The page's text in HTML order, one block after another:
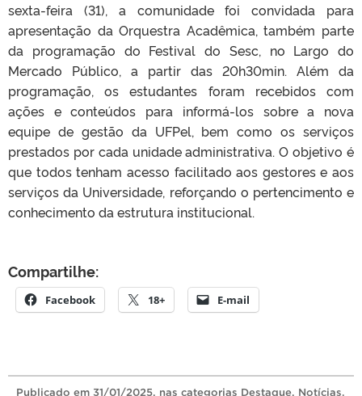
sexta-feira (31), a comunidade foi convidada para
apresentação da Orquestra Acadêmica, também parte
da programação do Festival do Sesc, no Largo do
Mercado Público, a partir das 20h30min. Além da
programação, os estudantes foram recebidos com
ações e conteúdos para informá-los sobre a nova
equipe de gestão da UFPel, bem como os serviços
prestados por cada unidade administrativa. O objetivo é
que todos tenham acesso facilitado aos gestores e aos
serviços da Universidade, reforçando o pertencimento e
conhecimento da estrutura institucional.
Compartilhe:
Facebook 18+ E-mail
Publicado em 31/01/2025, nas categorias Destaque, Notícias.